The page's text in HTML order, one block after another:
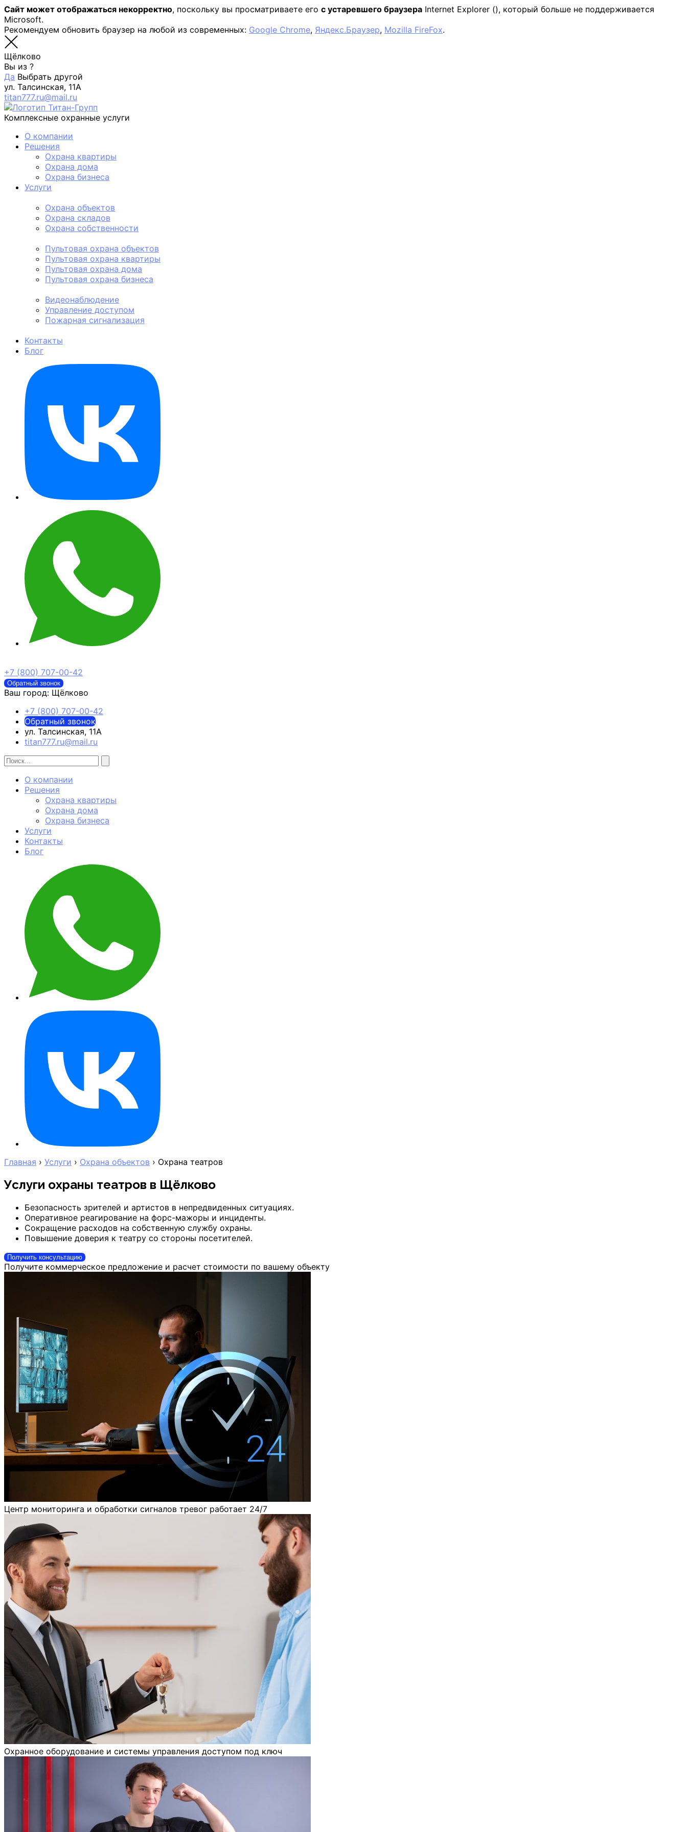
Сайт может отображаться некорректно, поскольку вы просматриваете его с устаревшего браузера Internet Explorer (), который больше не поддерживается
Microsoft.
Рекомендуем обновить браузер на любой из современных: Google Chrome, Яндекс.Браузер, Mozilla FireFox.
Щёлково
Вы из ?
Да Выбрать другой
ул. Талсинская, 11А
titan777.ru@mail.ru
Комплексные охранные услуги
О компании
Решения
Охрана квартиры
Охрана дома
Охрана бизнеса
Услуги
Охрана объектов
Охрана складов
Охрана собственности
Пультовая охрана объектов
Пультовая охрана квартиры
Пультовая охрана дома
Пультовая охрана бизнеса
Видеонаблюдение
Управление доступом
Пожарная сигнализация
Контакты
Блог
+7 (800) 707-00-42
Обратный звонок
Ваш город: Щёлково
+7 (800) 707-00-42
Обратный звонок
ул. Талсинская, 11А
titan777.ru@mail.ru
О компании
Решения
Охрана квартиры
Охрана дома
Охрана бизнеса
Услуги
Контакты
Блог
Главная › Услуги › Охрана объектов › Охрана театров
Услуги охраны театров в Щёлково
Безопасность зрителей и артистов в непредвиденных ситуациях.
Оперативное реагирование на форс-мажоры и инциденты.
Сокращение расходов на собственную службу охраны.
Повышение доверия к театру со стороны посетителей.
Получить консультацию
Получите коммерческое предложение и расчет стоимости по вашему объекту
Центр мониторинга и обработки сигналов тревог работает 24/7
Охранное оборудование и системы управления доступом под ключ